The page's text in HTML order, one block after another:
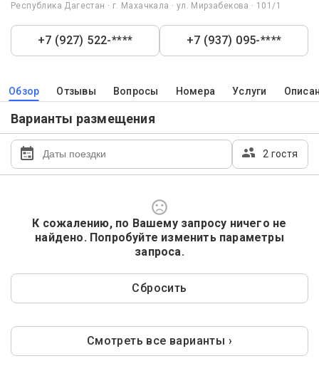
Республика Дагестан · г. Махачкала · ул. Мирзабекова · 101/1
+7 (927) 522-**** +7 (937) 095-****
Обзор Отзывы Вопросы Номера Услуги
Варианты размещения
2 гостя
К сожалению, по Вашему запросу ничего не
найдено. Попробуйте изменить параметры
запроса.
Сбросить
Смотреть все варианты ›